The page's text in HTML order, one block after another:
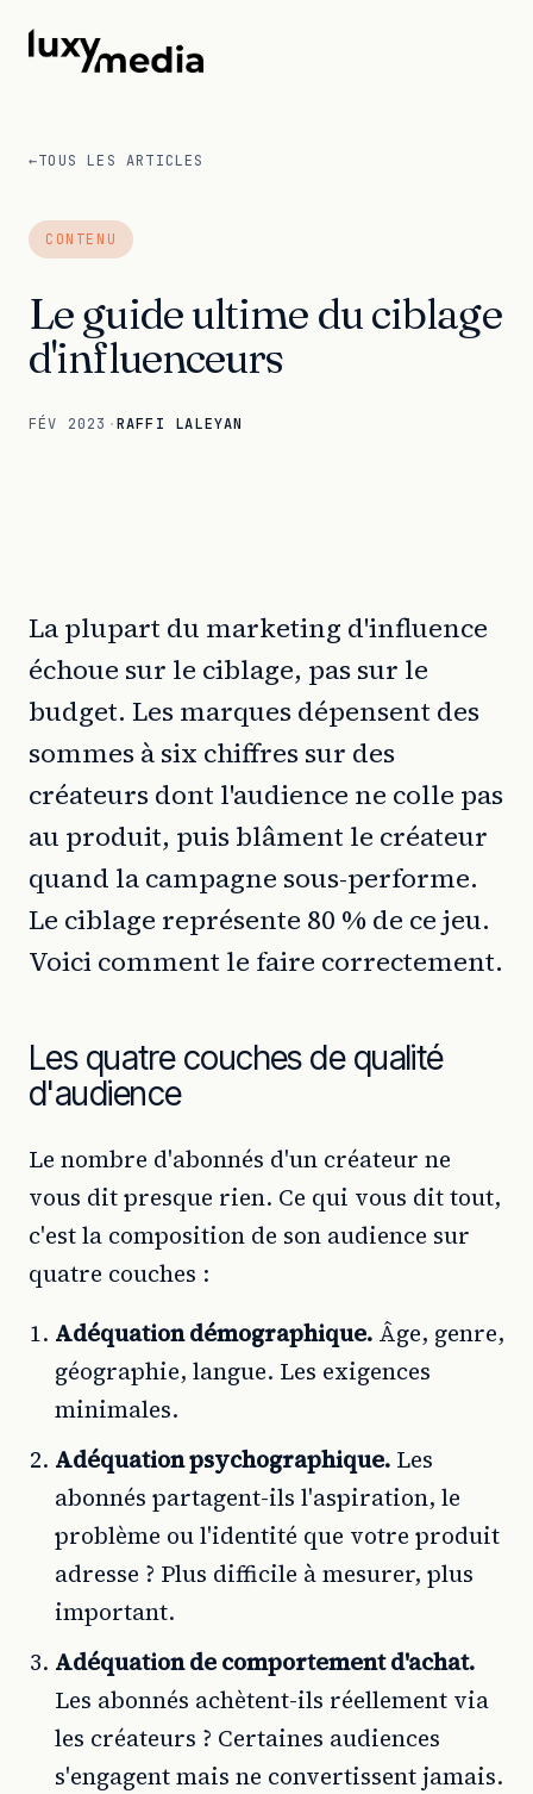
←TOUS LES ARTICLES
CONTENU
Le guide ultime du ciblage
d'influenceurs
FÉV 2023 ·RAFFI LALEYAN
La plupart du marketing d'influence
échoue sur le ciblage, pas sur le
budget. Les marques dépensent des
sommes à six chiffres sur des
créateurs dont l'audience ne colle pas
au produit, puis blâment le créateur
quand la campagne sous-performe.
Le ciblage représente 80 % de ce jeu.
Voici comment le faire correctement.
Les quatre couches de qualité
d'audience
Le nombre d'abonnés d'un créateur ne
vous dit presque rien. Ce qui vous dit tout,
c'est la composition de son audience sur
quatre couches :
Adéquation démographique. Âge, genre,
géographie, langue. Les exigences
minimales.
Adéquation psychographique. Les
abonnés partagent-ils l'aspiration, le
problème ou l'identité que votre produit
adresse ? Plus difficile à mesurer, plus
important.
Adéquation de comportement d'achat.
Les abonnés achètent-ils réellement via
les créateurs ? Certaines audiences
s'engagent mais ne convertissent jamais.